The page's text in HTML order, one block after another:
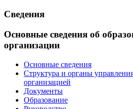
Сведения
Основные сведения об
организации
Основные сведения
Структура и органы
организацией
Документы
Образование